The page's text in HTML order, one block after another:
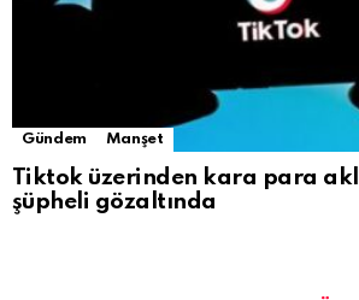
Gündem Manşet
Tiktok üzerinden kara para
şüpheli gözaltında